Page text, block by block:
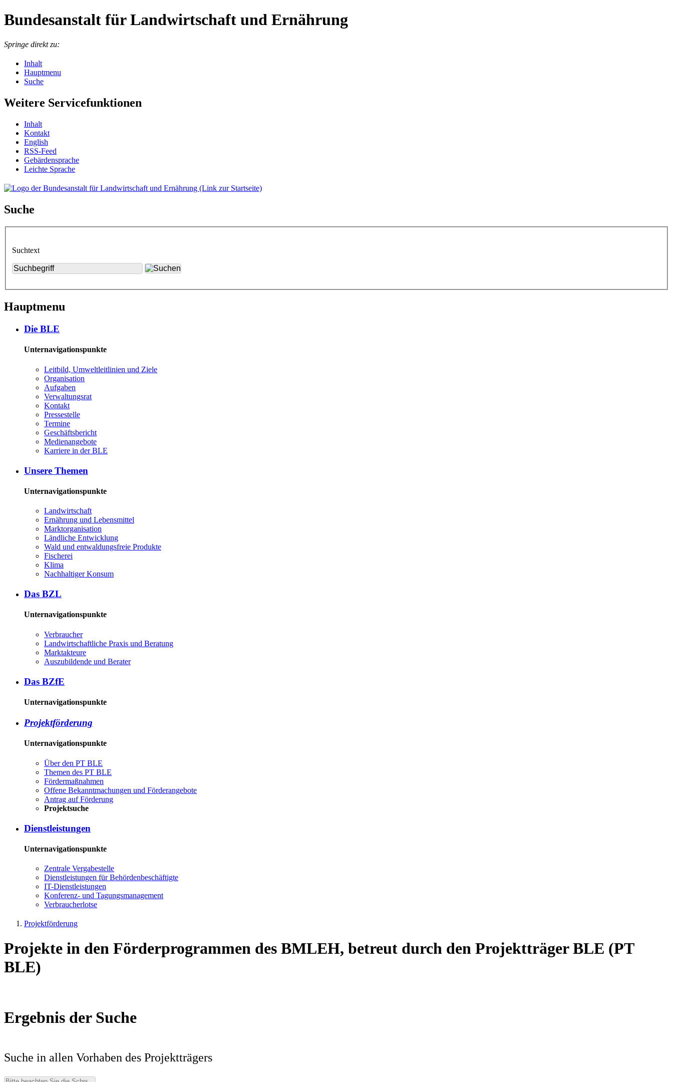
Bundesanstalt für Landwirtschaft und Ernährung
Springe direkt zu:
Inhalt
Hauptmenu
Suche
Weitere Servicefunktionen
In­halt
Kon­takt
English
RSS-Feed
Ge­bär­den­spra­che
Leich­te Spra­che
Suche
Suchtext
Hauptmenu
Die BLE
Unternavigationspunkte
Leit­bild, Um­welt­leit­li­ni­en und Zie­le
Or­ga­ni­sa­ti­on
Auf­ga­ben
Ver­wal­tungs­rat
Kon­takt
Pres­se­stel­le
Ter­mi­ne
Ge­schäfts­be­richt
Me­di­en­an­ge­bo­te
Kar­rie­re in der BLE
Un­se­re The­men
Unternavigationspunkte
Land­wirt­schaft
Er­näh­rung und Le­bens­mit­tel
Markt­or­ga­ni­sa­ti­on
Länd­li­che Ent­wick­lung
Wald und ent­wal­dungs­freie Pro­duk­te
Fi­sche­rei
Kli­ma
Nach­hal­ti­ger Kon­sum
Das BZL
Unternavigationspunkte
Ver­brau­cher
Land­wirtschaft­liche Pra­xis und Be­ra­tung
Mark­tak­teu­re
Aus­zu­bil­den­de und Be­ra­ter
Das BZ­fE
Unternavigationspunkte
Pro­jekt­för­de­rung
Unternavigationspunkte
Über den PT BLE
The­men des PT BLE
För­der­maß­nah­men
Of­fe­ne Be­kannt­ma­chun­gen und För­der­an­ge­bo­te
An­trag auf För­de­rung
Pro­jekt­su­che
Dienst­leis­tun­gen
Unternavigationspunkte
Zen­tra­le Ver­ga­be­stel­le
Dienst­leis­tun­gen für Be­hör­den­be­schäf­tig­te
IT-Dienst­leis­tun­gen
Kon­fe­renz- und Tagungs­management
Ver­brau­cher­lot­se
Projektförderung
Projekte in den Förderprogrammen des BMLEH, betreut durch den Projektträger BLE (PT
BLE)
Ergebnis der Suche
Suche in allen Vorhaben des Projektträgers